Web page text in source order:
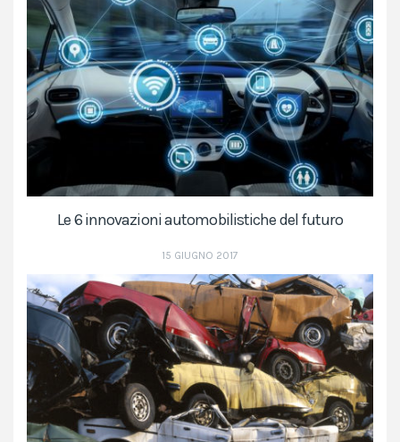
Le 6 innovazioni automobilistiche del futuro
15 GIUGNO 2017